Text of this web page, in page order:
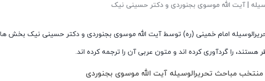
| آیت الله موسوی بجنوردی و دکتر حسینی نیک
امام خمینی (ره) توسط آیت الله موسوی بجنوردی و دکتر حسینی نیک بخش
هستند، را گردآوری کرده اند و متون عربی آن را ترجمه کرده اند.
مباحث تحریرالوسیله آیت الله موسوی بجنوردی